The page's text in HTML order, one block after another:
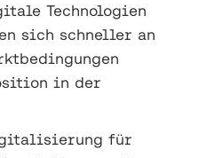
Technologien
sich schneller an
in der
für